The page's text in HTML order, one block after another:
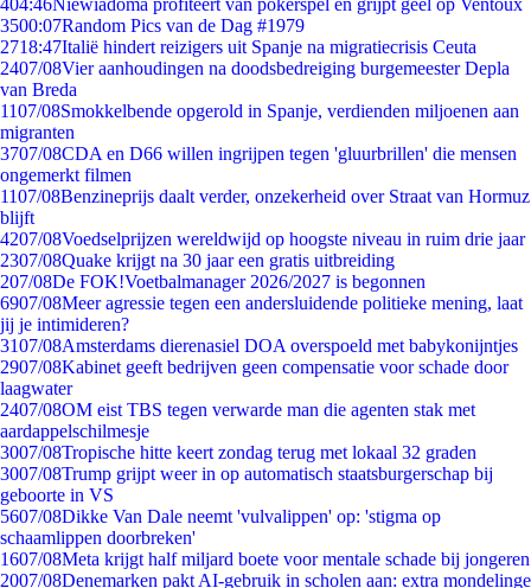
404:46Niewiadoma profiteert van pokerspel en grijpt geel op Ventoux
3500:07Random Pics van de Dag #1979
2718:47Italië hindert reizigers uit Spanje na migratiecrisis Ceuta
2407/08Vier aanhoudingen na doodsbedreiging burgemeester Depla
van Breda
1107/08Smokkelbende opgerold in Spanje, verdienden miljoenen aan
migranten
3707/08CDA en D66 willen ingrijpen tegen 'gluurbrillen' die mensen
ongemerkt filmen
1107/08Benzineprijs daalt verder, onzekerheid over Straat van Hormuz
blijft
4207/08Voedselprijzen wereldwijd op hoogste niveau in ruim drie jaar
2307/08Quake krijgt na 30 jaar een gratis uitbreiding
207/08De FOK!Voetbalmanager 2026/2027 is begonnen
6907/08Meer agressie tegen een andersluidende politieke mening, laat
jij je intimideren?
3107/08Amsterdams dierenasiel DOA overspoeld met babykonijntjes
2907/08Kabinet geeft bedrijven geen compensatie voor schade door
laagwater
2407/08OM eist TBS tegen verwarde man die agenten stak met
aardappelschilmesje
3007/08Tropische hitte keert zondag terug met lokaal 32 graden
3007/08Trump grijpt weer in op automatisch staatsburgerschap bij
geboorte in VS
5607/08Dikke Van Dale neemt 'vulvalippen' op: 'stigma op
schaamlippen doorbreken'
1607/08Meta krijgt half miljard boete voor mentale schade bij jongeren
2007/08Denemarken pakt AI-gebruik in scholen aan: extra mondelinge